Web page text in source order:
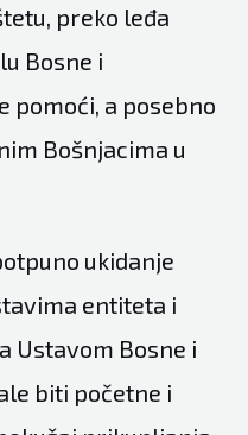
preko leđa
Bosne i
pomoći, a posebno
Bošnjacima u
ukidanje
entiteta i
Ustavom Bosne i
biti početne i